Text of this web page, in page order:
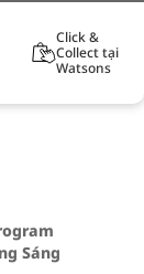
Click &
Collect tại
Watsons
Sáng